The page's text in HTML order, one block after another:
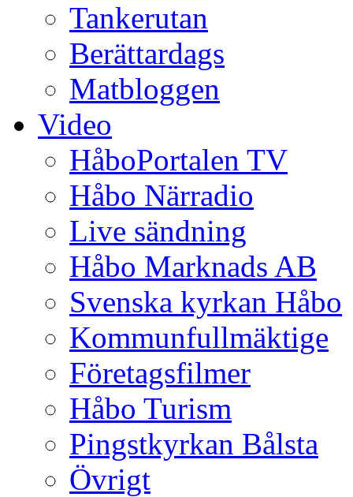
Tankerutan
Berättardags
Matbloggen
Video
HåboPortalen TV
Håbo Närradio
Live sändning
Håbo Marknads AB
Svenska kyrkan Håbo
Kommunfullmäktige
Företagsfilmer
Håbo Turism
Pingstkyrkan Bålsta
Övrigt